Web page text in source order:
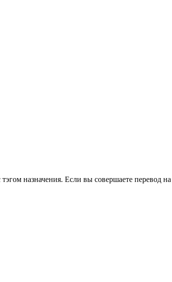
назначения. Если вы совершаете перевод